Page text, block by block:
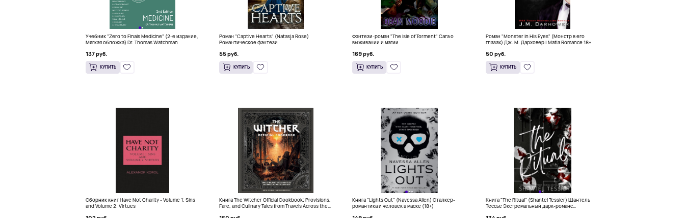
Учебник "Zero to Finals Medicine" (2-е издание,
Мягкая обложка) Dr. Thomas Watchman
137 руб.
КУПИТЬ
Роман "Captive Hearts" (Natasja Rose)
Романтическое фэнтези
55 руб.
КУПИТЬ
Фэнтези-роман "The Isle of Torment" Сага о
выживании и магии
169 руб.
КУПИТЬ
Роман "Monster in His Eyes" (Монстр в его
глазах) Дж. М. Дарховер | Mafia Romance 18+
50 руб.
КУПИТЬ
Сборник книг Have Not Charity - Volume 1: Sins
and Volume 2: Virtues
Книга The Witcher Official Cookbook: Provisions,
Fare, and Culinary Tales from Travels Across the
Книга "Lights Out" (Navessa Allen) Сталкер-
романтика и человек в маске (18+)
Книга "The Ritual" (Shantel Tessier) Шантель
Тессье Экстремальный дарк-романс